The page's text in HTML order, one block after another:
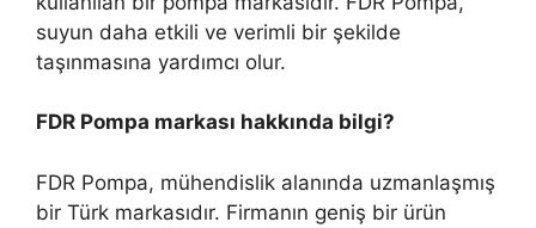
suyun daha etkili ve verimli bir şekilde
taşınmasına yardımcı olur.
FDR Pompa markası hakkında bilgi?
FDR Pompa, mühendislik alanında uzmanlaşmış
bir Türk markasıdır. Firmanın geniş bir ürün